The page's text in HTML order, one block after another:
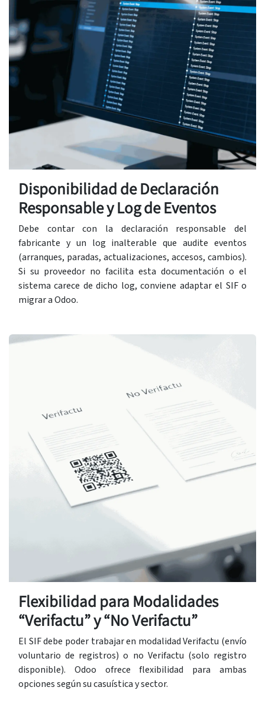
Disponibilidad de Declaración
Responsable y Log de Eventos
Debe contar con la declaración responsable del
fabricante y un log inalterable que audite eventos
(arranques, paradas, actualizaciones, accesos, cambios).
Si su proveedor no facilita esta documentación o el
sistema carece de dicho log, conviene adaptar el SIF o
migrar a Odoo.
Flexibilidad para Modalidades
“Verifactu” y “No Verifactu”
El SIF debe poder trabajar en modalidad Verifactu (envío
voluntario de registros) o no Verifactu (solo registro
disponible). Odoo ofrece flexibilidad para ambas
opciones según su casuística y sector.